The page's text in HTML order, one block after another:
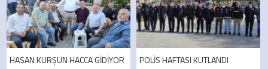
HASAN KURŞUN HACCA GİDİYOR
POLİS HAFTASI KUTLANDI